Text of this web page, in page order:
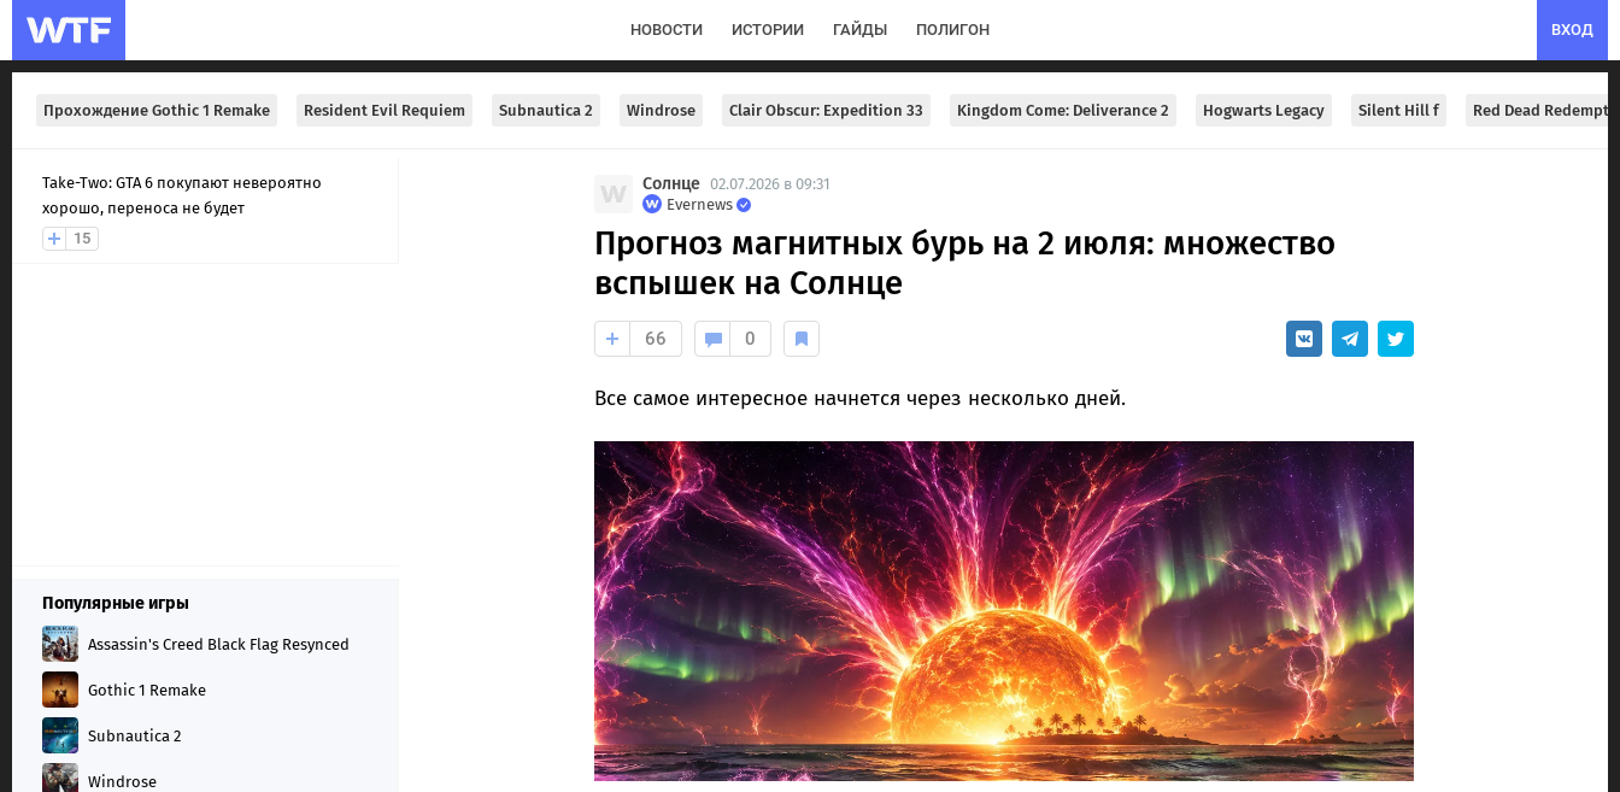
ВХОД
НОВОСТИ ИСТОРИИ ГАЙДЫ ПОЛИГОН
Прохождение Gothic 1 Remake Resident Evil Requiem Subnautica 2 Windrose Clair Obscur: Expedition 33 Kingdom Come: Deliverance 2 Hogwarts Legacy Silent Hill f Red Dead
Take-Two: GTA 6 покупают невероятно
хорошо, переноса не будет
15
Популярные игры
Assassin's Creed Black Flag Resynced
Gothic 1 Remake
Subnautica 2
Windrose
Солнце 02.07.2026 в 09:31
Evernews
Прогноз магнитных бурь на 2 июля: множество
вспышек на Солнце
66 0
Все самое интересное начнется через несколько дней.